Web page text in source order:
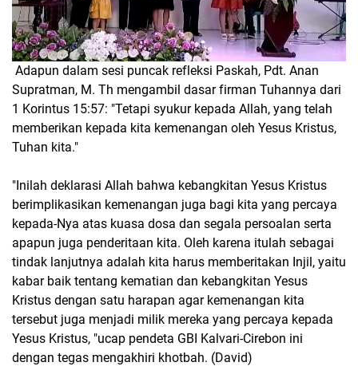
Adapun dalam sesi puncak refleksi Paskah, Pdt. Anan
Supratman, M. Th mengambil dasar firman Tuhannya dari
1 Korintus 15:57: "Tetapi syukur kepada Allah, yang telah
memberikan kepada kita kemenangan oleh Yesus Kristus,
Tuhan kita."
"Inilah deklarasi Allah bahwa kebangkitan Yesus Kristus
berimplikasikan kemenangan juga bagi kita yang percaya
kepada-Nya atas kuasa dosa dan segala persoalan serta
apapun juga penderitaan kita. Oleh karena itulah sebagai
tindak lanjutnya adalah kita harus memberitakan Injil, yaitu
kabar baik tentang kematian dan kebangkitan Yesus
Kristus dengan satu harapan agar kemenangan kita
tersebut juga menjadi milik mereka yang percaya kepada
Yesus Kristus, "ucap pendeta GBI Kalvari-Cirebon ini
dengan tegas mengakhiri khotbah. (David)